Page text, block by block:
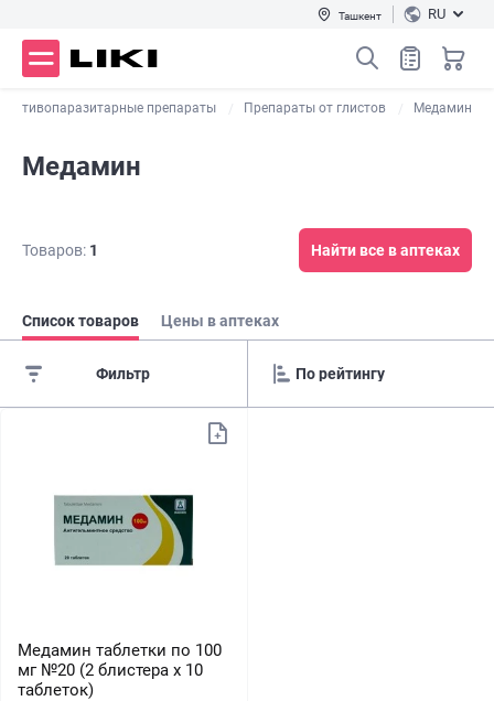
Ташкент RU
препараты Препараты от глистов Медамин
Медамин
Товаров: 1 Найти все в аптеках
Список товаров Цены в аптеках
Фильтр
Медамин таблетки по 100
мг №20 (2 блистера х 10
таблеток)